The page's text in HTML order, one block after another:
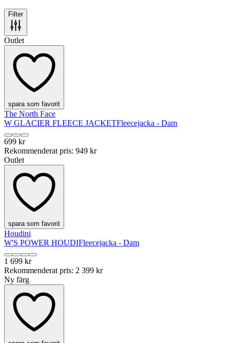
Filter
Outlet
spara som favorit
The North Face
W GLACIER FLEECE JACKETFleecejacka - Dam
699 kr
Rekommenderat pris: 949 kr
Outlet
spara som favorit
Houdini
W'S POWER HOUDIFleecejacka - Dam
1 699 kr
Rekommenderat pris: 2 399 kr
Ny färg